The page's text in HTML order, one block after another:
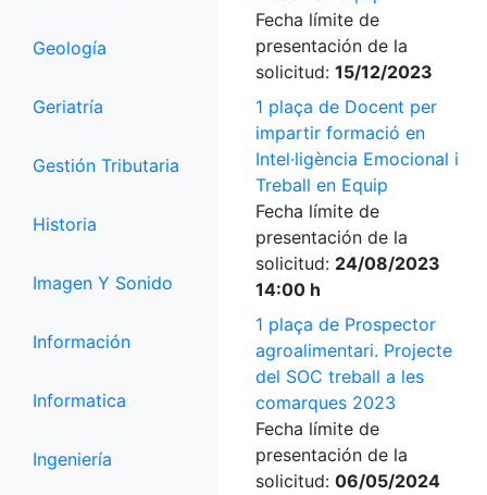
Geología
Geriatría
Gestión Tributaria
Historia
Imagen Y Sonido
Información
Informatica
Ingeniería
Fecha límite de
presentación de la
solicitud: 15/12/2023
1 plaça de Docent per
impartir formació en
Intel·ligència Emocional i
Treball en Equip
Fecha límite de
presentación de la
solicitud: 24/08/2023
14:00 h
1 plaça de Prospector
agroalimentari. Projecte
del SOC treball a les
comarques 2023
Fecha límite de
presentación de la
solicitud: 06/05/2024